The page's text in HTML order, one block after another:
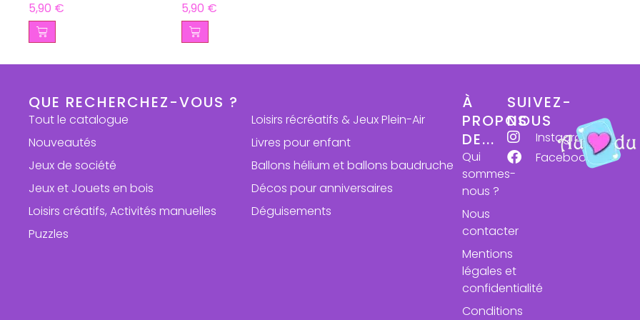
5,90 € 5,90 €
QUE RECHERCHEZ-VOUS ?
Tout le catalogue
Nouveautés
Jeux de société
Jeux et Jouets en bois
Loisirs créatifs, Activités manuelles
Puzzles
Loisirs récréatifs & Jeux Plein-Air
Livres pour enfant
Ballons hélium et ballons baudruche
Décos pour anniversaires
Déguisements
À
PROPOS
DE...
Qui
sommes-
nous ?
Nous
contacter
Mentions
légales et
confidentialité
Conditions
SUIVEZ-
NOUS
Instagram
Facebook